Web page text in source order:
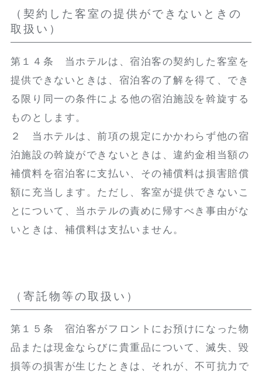
（契約した客室の提供ができないときの
取扱い）
第１４条 当ホテルは、宿泊客の契約した客室を
提供できないときは、宿泊客の了解を得て、でき
る限り同一の条件による他の宿泊施設を斡旋する
ものとします。
２ 当ホテルは、前項の規定にかかわらず他の宿
泊施設の斡旋ができないときは、違約金相当額の
補償料を宿泊客に支払い、その補償料は損害賠償
額に充当します。ただし、客室が提供できないこ
とについて、当ホテルの責めに帰すべき事由がな
いときは、補償料は支払いません。
（寄託物等の取扱い）
第１５条 宿泊客がフロントにお預けになった物
品または現金ならびに貴重品について、滅失、毀
損等の損害が生じたときは、それが、不可抗力で